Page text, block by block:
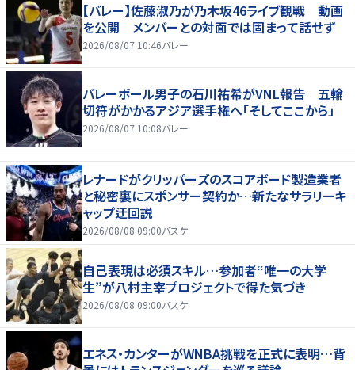
【バレー】佐藤淑乃が乃木坂46ライブ観戦 動画
を公開 メンバーとの対面では固まって話せず
2026/08/07 10:46バレー
バレーボール男子の石川祐希がVNL報告 五輪
切符がかかるアジア選手権へ「そしてここから」
2026/08/07 10:08バレー
レナードがクリッパーズのスコアボード製造業者
と秘密裏にスポンサー契約か‬…新たなサラリーキ
ャップ迂回説
2026/08/08 09:00バスケ
自己表現は必須スキル…参加者“唯一の大学
生”が八村主宰プロジェクトで得た気づき
2026/08/08 09:00バスケ
エネス・カンターがWNBA挑戦を正式に表明…背